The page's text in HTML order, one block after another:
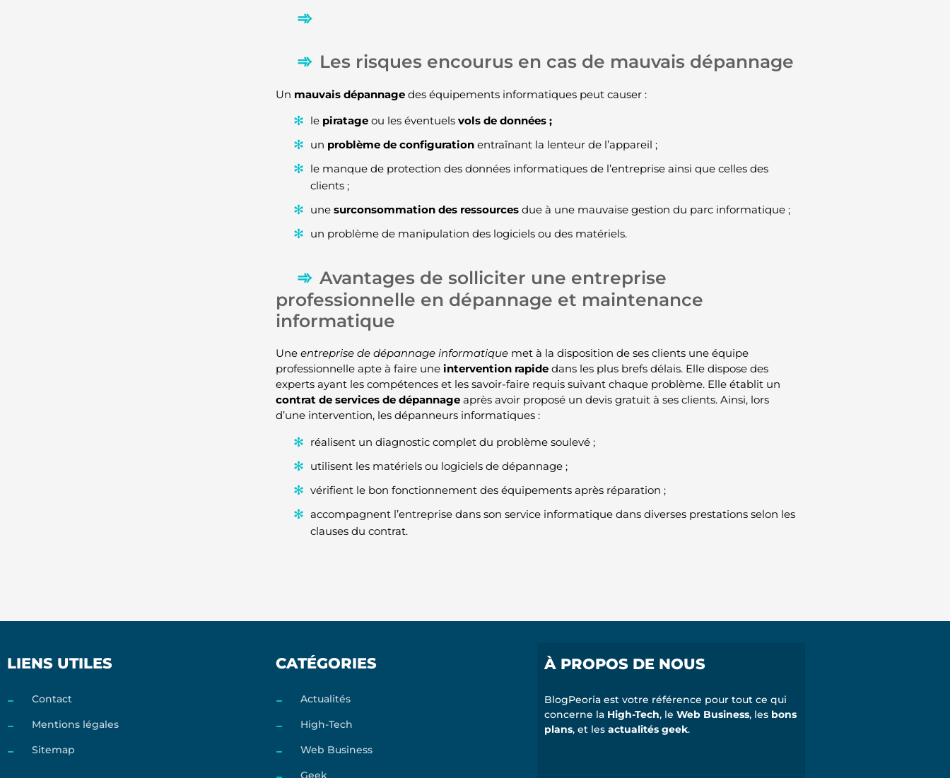
Les risques encourus en cas de mauvais dépannage
Un mauvais dépannagedes équipements informatiques peut causer :
le piratageou les éventuels vols de données ;
un problème de configurationentraînant la lenteur de l’appareil ;
le manque de protection des données informatiques de l’entreprise ainsi que celles des
clients ;
une surconsommation des ressourcesdue à une mauvaise gestion du parc informatique ;
un problème de manipulation des logiciels ou des matériels.
Avantages de solliciter une entreprise
professionnelle en dépannage et maintenance
informatique
Une entreprise de dépannage informatiquemet à la disposition de ses clients une équipe
professionnelle apte à faire une intervention rapidedans les plus brefs délais. Elle dispose des
experts ayant les compétences et les savoir-faire requis suivant chaque problème. Elle établit un
contrat de services de dépannageaprès avoir proposé un devis gratuit à ses clients. Ainsi, lors
d’une intervention, les dépanneurs informatiques :
réalisent un diagnostic complet du problème soulevé ;
utilisent les matériels ou logiciels de dépannage ;
vérifient le bon fonctionnement des équipements après réparation ;
accompagnent l’entreprise dans son service informatique dans diverses prestations selon les
clauses du contrat.
LIENS UTILES
Contact
Mentions légales
Sitemap
CATÉGORIES
Actualités
High-Tech
Web Business
Geek
À PROPOS DE NOUS
BlogPeoria est votre référence pour tout ce qui
concerne la High-Tech, le Web Business, les bons
plans, et les actualités geek.